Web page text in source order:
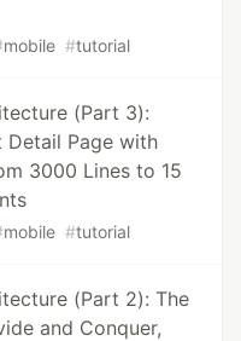
mobile #tutorial
(Part 3):
Detail Page with
3000 Lines to 15
mobile #tutorial
(Part 2): The
and Conquer,